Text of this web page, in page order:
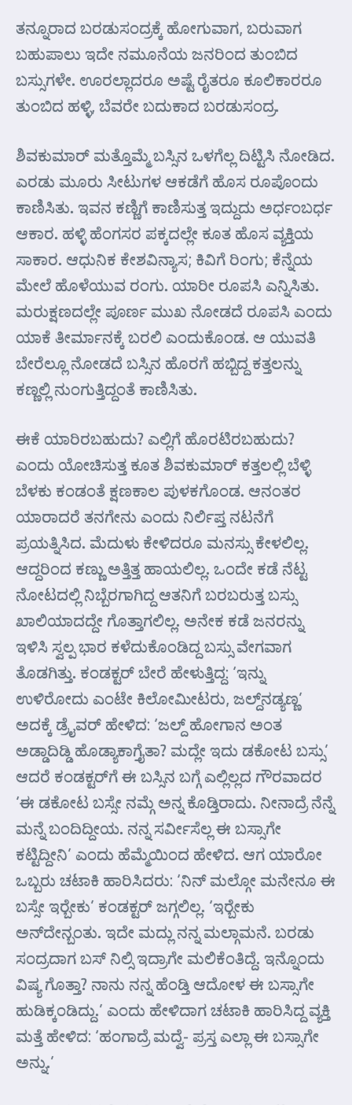
ತನ್ನೂರಾದ ಬರಡುಸಂದ್ರಕ್ಕೆ ಹೋಗುವಾಗ, ಬರುವಾಗ
ಬಹುಪಾಲು ಇದೇ ನಮೂನೆಯ ಜನರಿಂದ ತುಂಬಿದ
ಬಸ್ಸುಗಳೇ. ಊರಲ್ಲಾದರೂ ಅಷ್ಟೆ ರೈತರೂ ಕೂಲಿಕಾರರೂ
ತುಂಬಿದ ಹಳ್ಳಿ, ಬೆವರೇ ಬದುಕಾದ ಬರಡುಸಂದ್ರ.
ಶಿವಕುಮಾರ್ ಮತ್ತೊಮ್ಮೆ ಬಸ್ಸಿನ ಒಳಗೆಲ್ಲ ದಿಟ್ಟಿಸಿ ನೋಡಿದ.
ಎರಡು ಮೂರು ಸೀಟುಗಳ ಆಕಡೆಗೆ ಹೊಸ ರೂಪೊಂದು
ಕಾಣಿಸಿತು. ಇವನ ಕಣ್ಣಿಗೆ ಕಾಣಿಸುತ್ತ ಇದ್ದುದು ಅರ್ಧಂಬರ್ಧ
ಆಕಾರ. ಹಳ್ಳಿ ಹೆಂಗಸರ ಪಕ್ಕದಲ್ಲೇ ಕೂತ ಹೊಸ ವ್ಯಕ್ತಿಯ
ಸಾಕಾರ. ಆಧುನಿಕ ಕೇಶವಿನ್ಯಾಸ; ಕಿವಿಗೆ ರಿಂಗು; ಕೆನ್ನೆಯ
ಮೇಲೆ ಹೊಳೆಯುವ ರಂಗು. ಯಾರೀ ರೂಪಸಿ ಎನ್ನಿಸಿತು.
ಮರುಕ್ಷಣದಲ್ಲೇ ಪೂರ್ಣ ಮುಖ ನೋಡದೆ ರೂಪಸಿ ಎಂದು
ಯಾಕೆ ತೀರ್ಮಾನಕ್ಕೆ ಬರಲಿ ಎಂದುಕೊಂಡ. ಆ ಯುವತಿ
ಬೇರೆಲ್ಲೂ ನೋಡದೆ ಬಸ್ಸಿನ ಹೊರಗೆ ಹಬ್ಬಿದ್ದ ಕತ್ತಲನ್ನು
ಕಣ್ಣಲ್ಲಿ ನುಂಗುತ್ತಿದ್ದಂತೆ ಕಾಣಿಸಿತು.
ಈಕೆ ಯಾರಿರಬಹುದು? ಎಲ್ಲಿಗೆ ಹೊರಟಿರಬಹುದು?
ಎಂದು ಯೋಚಿಸುತ್ತ ಕೂತ ಶಿವಕುಮಾರ್ ಕತ್ತಲಲ್ಲಿ ಬೆಳ್ಳಿ
ಬೆಳಕು ಕಂಡಂತೆ ಕ್ಷಣಕಾಲ ಪುಳಕಗೊಂಡ. ಆನಂತರ
ಯಾರಾದರೆ ತನಗೇನು ಎಂದು ನಿರ್ಲಿಪ್ತ ನಟನೆಗೆ
ಪ್ರಯತ್ನಿಸಿದ. ಮೆದುಳು ಕೇಳಿದರೂ ಮನಸ್ಸು ಕೇಳಲಿಲ್ಲ.
ಆದ್ದರಿಂದ ಕಣ್ಣು ಅತ್ತಿತ್ತ ಹಾಯಲಿಲ್ಲ. ಒಂದೇ ಕಡೆ ನೆಟ್ಟ
ನೋಟದಲ್ಲಿ ನಿಬ್ಬೆರಗಾಗಿದ್ದ ಆತನಿಗೆ ಬರಬರುತ್ತ ಬಸ್ಸು
ಖಾಲಿಯಾದದ್ದೇ ಗೊತ್ತಾಗಲಿಲ್ಲ. ಅನೇಕ ಕಡೆ ಜನರನ್ನು
ಇಳಿಸಿ ಸ್ವಲ್ಪ ಭಾರ ಕಳೆದುಕೊಂಡಿದ್ದ ಬಸ್ಸು ವೇಗವಾಗ
ತೊಡಗಿತ್ತು. ಕಂಡಕ್ಟರ್ ಬೇರೆ ಹೇಳುತ್ತಿದ್ದ: ‘ಇನ್ನು
ಉಳಿರೋದು ಎಂಟೇ ಕಿಲೋಮೀಟರು, ಜಲ್ದ್‌ನಡ್ಯಣ್ಣ’
ಅದಕ್ಕೆ ಡ್ರೈವರ್ ಹೇಳಿದ: ‘ಜಲ್ದ್ ಹೋಗಾನ ಅಂತ
ಅಡ್ಡಾದಿಡ್ಡಿ ಹೊಡ್ಯಾಕಾಗ್ತೈತಾ? ಮದ್ಲೇ ಇದು ಡಕೋಟ ಬಸ್ಸು’
ಆದರೆ ಕಂಡಕ್ಟರ್‌ಗೆ ಈ ಬಸ್ಸಿನ ಬಗ್ಗೆ ಎಲ್ಲಿಲ್ಲದ ಗೌರವಾದರ
‘ಈ ಡಕೋಟ ಬಸ್ಸೇ ನಮ್ಗೆ ಅನ್ನ ಕೊಡ್ತಿರಾದು. ನೀನಾದ್ರೆ ನೆನ್ನೆ
ಮನ್ನೆ ಬಂದಿದ್ದೀಯ. ನನ್ನ ಸರ್ವೀಸೆಲ್ಲ ಈ ಬಸ್ಸಾಗೇ
ಕಟ್ಟಿದ್ದೀನಿ’ ಎಂದು ಹೆಮ್ಮೆಯಿಂದ ಹೇಳಿದ. ಆಗ ಯಾರೋ
ಒಬ್ಬರು ಚಟಾಕಿ ಹಾರಿಸಿದರು: ‘ನಿನ್ ಮಲ್ಗೋ ಮನೇನೂ ಈ
ಬಸ್ಸೇ ಇರ್‍ಬೇಕು’ ಕಂಡಕ್ಟರ್ ಜಗ್ಗಲಿಲ್ಲ. ‘ಇರ್‍ಬೇಕು
ಅನ್‌ದೇನ್ಬಂತು. ಇದೇ ಮದ್ಲು ನನ್ನ ಮಲ್ಗಾಮನೆ. ಬರಡು
ಸಂದ್ರದಾಗ ಬಸ್ ನಿಲ್ಸಿ ಇದ್ರಾಗೇ ಮಲಿಕೆಂತಿದ್ದೆ. ಇನ್ನೊಂದು
ವಿಷ್ಯ ಗೊತ್ತಾ? ನಾನು ನನ್ನ ಹೆಂಡ್ತಿ ಆದೋಳ ಈ ಬಸ್ಸಾಗೇ
ಹುಡಿಕ್ಕಂಡಿದ್ದು.’ ಎಂದು ಹೇಳಿದಾಗ ಚಟಾಕಿ ಹಾರಿಸಿದ್ದ ವ್ಯಕ್ತಿ
ಮತ್ತೆ ಹೇಳಿದ: ‘ಹಂಗಾದ್ರೆ ಮದ್ವೆ- ಪ್ರಸ್ತ ಎಲ್ಲಾ ಈ ಬಸ್ಸಾಗೇ
ಅನ್ನು.’